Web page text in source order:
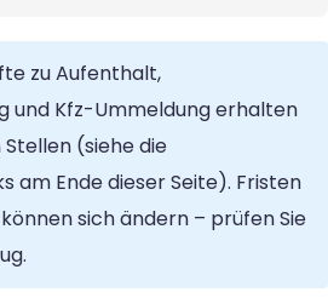
zu Aufenthalt,
und Kfz-Ummeldung erhalten
(siehe die
am Ende dieser Seite). Fristen
sich ändern – prüfen Sie